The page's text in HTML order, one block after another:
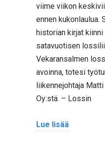
viime viikon
ennen kukonlaulua.
historian kirjat
satavuotisen
Vekaransalmen
avoinna, totesi
liikennejohtaja
Oy:stä. – Lossin
Lue lisää